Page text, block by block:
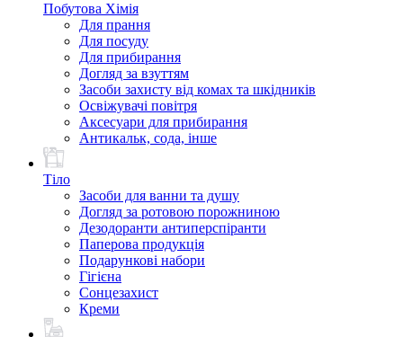
Побутова Хімія
Для прання
Для посуду
Для прибирання
Догляд за взуттям
Засоби захисту від комах та шкідників
Освіжувачі повітря
Аксесуари для прибирання
Антикальк, сода, інше
Тіло
Засоби для ванни та душу
Догляд за ротовою порожниною
Дезодоранти антиперспіранти
Паперова продукція
Подарункові набори
Гігієна
Сонцезахист
Креми